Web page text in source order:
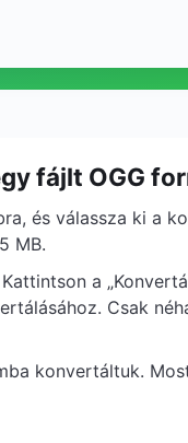
fájlt OGG
és válassza ki a
MB.
a
Csak
konvertáltuk.